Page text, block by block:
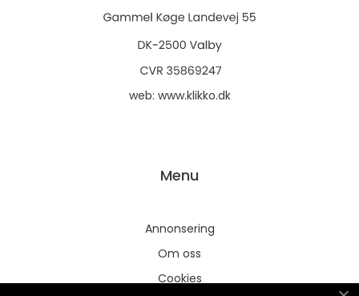
web: www.klikko.dk
Menu
Annonsering
Om oss
Cookies